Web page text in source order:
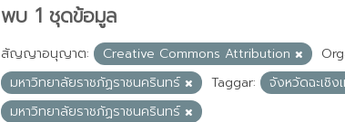
พบ 1 ชุดข้อมูล
สัญญาอนุญาต: Creative Commons Attribution
มหาวิทยาลัยราชภัฏราชนครินทร์
Taggar: จังหวัดฉะเชิง
มหาวิทยาลัยราชภัฏราชนครินทร์